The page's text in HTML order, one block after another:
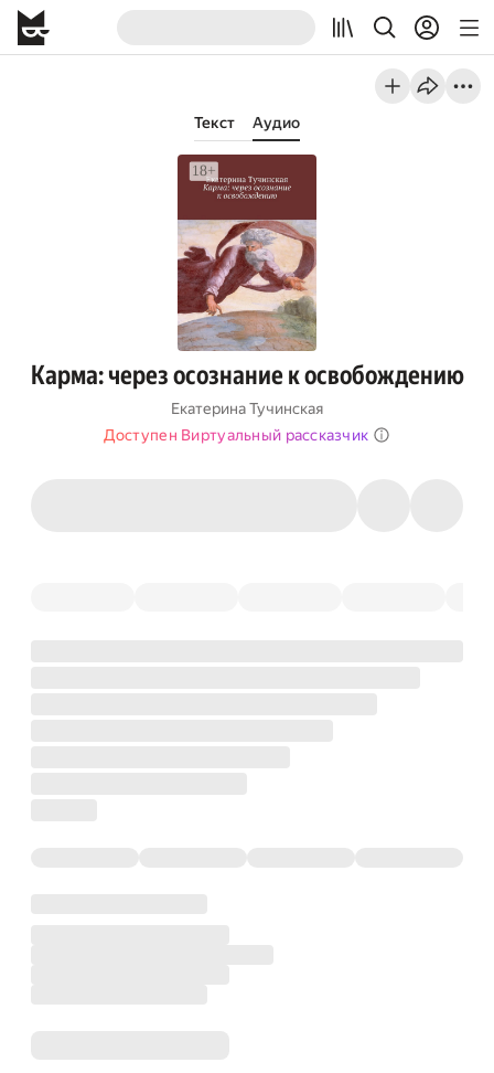
Текст Аудио
Карма: через осознание к освобождению
Екатерина Тучинская
Доступен Виртуальный рассказчик